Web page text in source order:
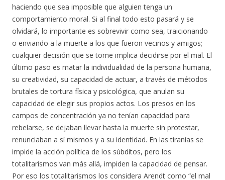
haciendo que sea imposible que alguien tenga un
comportamiento moral. Si al final todo esto pasará y se
olvidará, lo importante es sobrevivir como sea, traicionando
o enviando a la muerte a los que fueron vecinos y amigos;
cualquier decisión que se tome implica decidirse por el mal. El
último paso es matar la individualidad de la persona humana,
su creatividad, su capacidad de actuar, a través de métodos
brutales de tortura física y psicológica, que anulan su
capacidad de elegir sus propios actos. Los presos en los
campos de concentración ya no tenían capacidad para
rebelarse, se dejaban llevar hasta la muerte sin protestar,
renunciaban a sí mismos y a su identidad. En las tiranías se
impide la acción política de los súbditos, pero los
totalitarismos van más allá, impiden la capacidad de pensar.
Por eso los totalitarismos los considera Arendt como “el mal